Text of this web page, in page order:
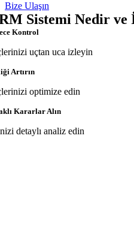
Bize Ulaşın
Sistemi Nedir ve
Kontrol
uçtan uca izleyin
Artırın
optimize edin
Kararlar Alın
detaylı analiz edin